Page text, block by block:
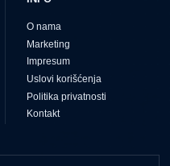
O nama
Marketing
Impresum
Uslovi korišćenja
Politika privatnosti
Kontakt